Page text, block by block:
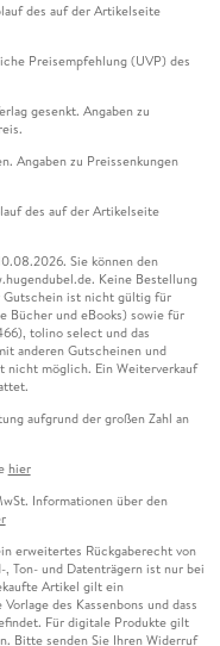
des auf der Artikelseite
Preisempfehlung (UVP) des
gesenkt. Angaben zu
Angaben zu Preissenkungen
des auf der Artikelseite
Sie können den
Keine Bestellung
Gutschein ist nicht gültig für
Bücher und eBooks) sowie für
tolino select und das
anderen Gutscheinen und
nicht möglich. Ein Weiterverkauf
aufgrund der großen Zahl an
hier
Informationen über den
erweitertes Rückgaberecht von
, Ton- und Datenträgern ist nur bei
Artikel gilt ein
des Kassenbons und dass
Für digitale Produkte gilt
Bitte senden Sie Ihren Widerruf